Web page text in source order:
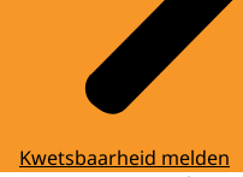
Kwetsbaarheid melden